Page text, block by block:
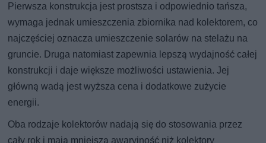
Pierwsza konstrukcja jest prostsza i odpowiednio tańsza,
wymaga jednak umieszczenia zbiornika nad kolektorem, co
najczęściej oznacza umieszczenie solarów na stelażu na
gruncie. Druga natomiast zapewnia lepszą wydajność całej
konstrukcji i daje większe możliwości ustawienia. Jej
główną wadą jest wyższa cena i dodatkowe zużycie
energii.
Oba rodzaje kolektorów nadają się do stosowania przez
cały rok i mają mniejszą awaryjność niż kolektory